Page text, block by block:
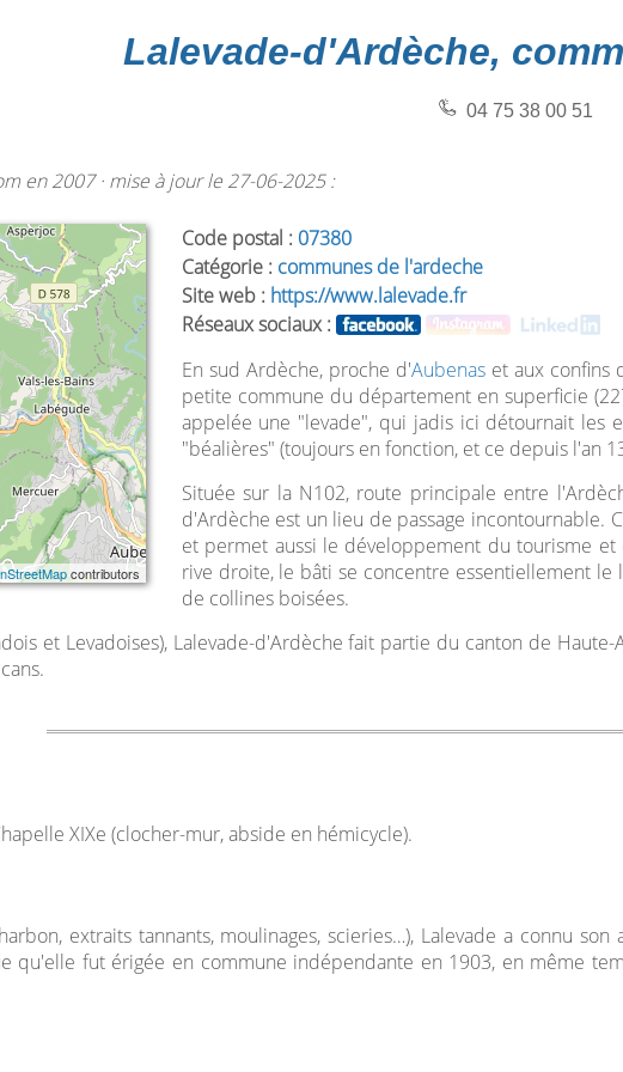
Lalevade-d'Ardèche,
04 75 38 00 51
en 2007 · mise à jour le 27-06-2025 :
contributors
Code postal : 07380
Catégorie : communes de l'ardeche
Site web : https://www.lalevade.fr
Réseaux sociaux :
En sud Ardèche, proche d'Aubenaset aux confins
petite commune du département en superficie
appelée une "levade", qui jadis ici détournait les
"béalières" (toujours en fonction, et ce depuis l'an
Située sur la N102, route principale entre
d'Ardèche est un lieu de passage incontournable.
et permet aussi le développement du tourisme
rive droite, le bâti se concentre essentiellement
de collines boisées.
et Levadoises), Lalevade-d'Ardèche fait partie du canton de
XIXe (clocher-mur, abside en hémicycle).
extraits tannants, moulinages, scieries…), Lalevade a connu
qu'elle fut érigée en commune indépendante en 1903, en même